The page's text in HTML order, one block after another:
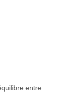
entre